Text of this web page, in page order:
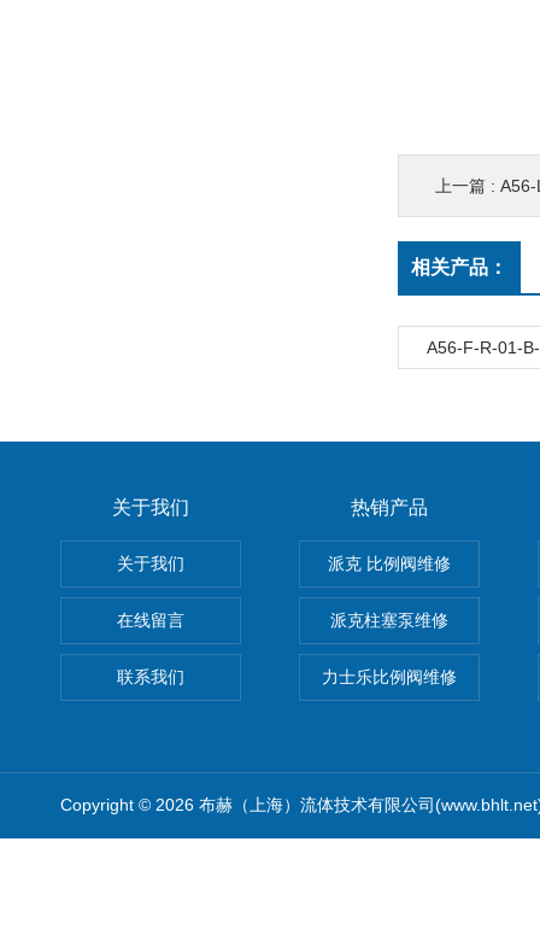
上一篇 : A56-
相关产品：
A56-F-R-01-
关于我们
关于我们
在线留言
联系我们
热销产品
派克 比例阀维修
派克柱塞泵维修
力士乐比例阀维修
Copyright © 2026 布赫（上海）流体技术有限公司